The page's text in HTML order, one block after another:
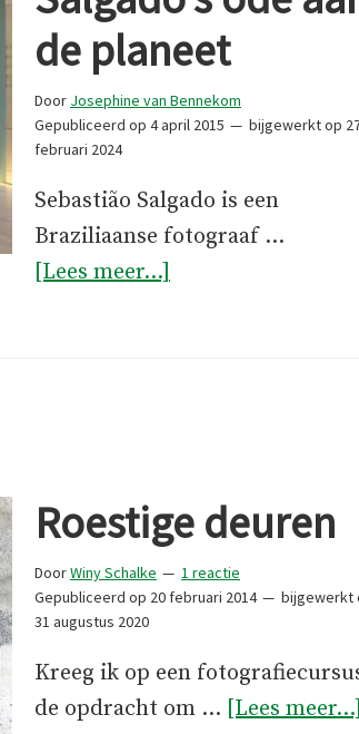
de planeet
Door Josephine van Bennekom
Gepubliceerd op 4 april 2015 bijgewerkt op
februari 2024
Sebastião Salgado is een
Braziliaanse fotograaf …
[Lees meer...]
Roestige deuren
DoorWiny Schalke
1 reactie
Gepubliceerd op 20 februari 2014
bijgewerkt
31 augustus 2020
Kreeg ik op een
de opdracht om … [Lees